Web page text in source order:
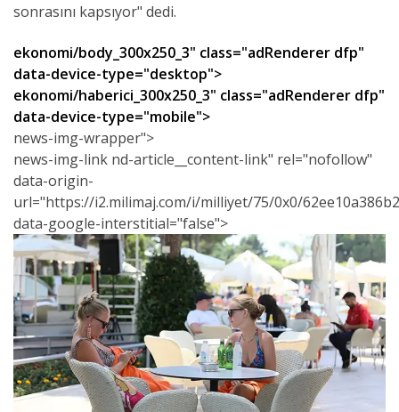
sonrasını kapsıyor" dedi.
ekonomi/body_300x250_3" class="adRenderer dfp"
data-device-type="desktop">
ekonomi/haberici_300x250_3" class="adRenderer dfp"
data-device-type="mobile">
news-img-wrapper">
news-img-link nd-article__content-link" rel="nofollow"
data-origin-
url="https://i2.milimaj.com/i/milliyet/75/0x0/
data-google-interstitial="false">